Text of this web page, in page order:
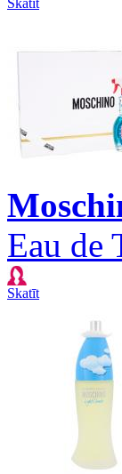
Skatīt
Eau de
Skatīt